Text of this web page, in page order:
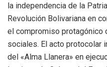
la independencia de la
Revolución Bolivariana en
el compromiso
sociales. El acto protocolar
del «Alma Llanera» en